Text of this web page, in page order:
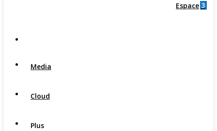
Espace 3
Media
Cloud
Plus